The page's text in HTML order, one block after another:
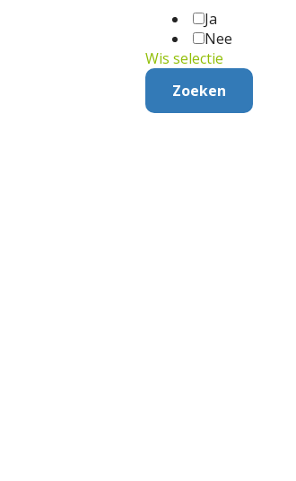
Ja
Nee
Wis selectie